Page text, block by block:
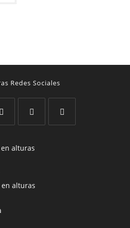
Redes Sociales
abre
nueva
alturas
alturas